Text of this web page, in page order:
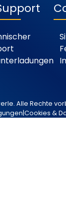
Alle Rechte
|Cookies &